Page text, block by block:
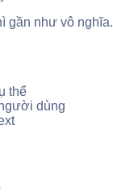
gần như vô nghĩa.
thể
dùng